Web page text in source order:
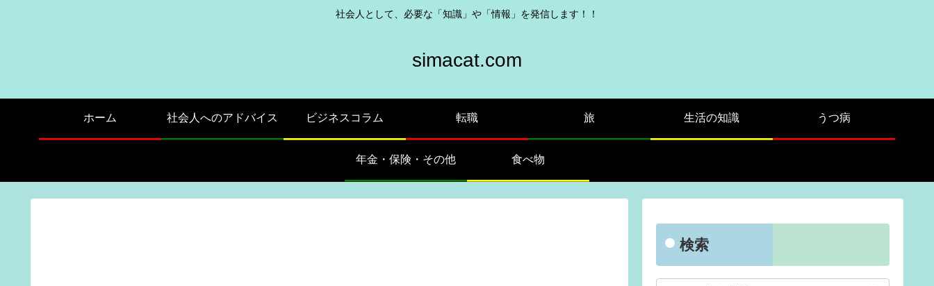
社会人として、必要な「知識」や「情報」を発信します！！
simacat.com
ホーム 社会人へのアドバイス ビジネスコラム 転職 旅 生活の知識 うつ病
年金・保険・その他 食べ物
検索